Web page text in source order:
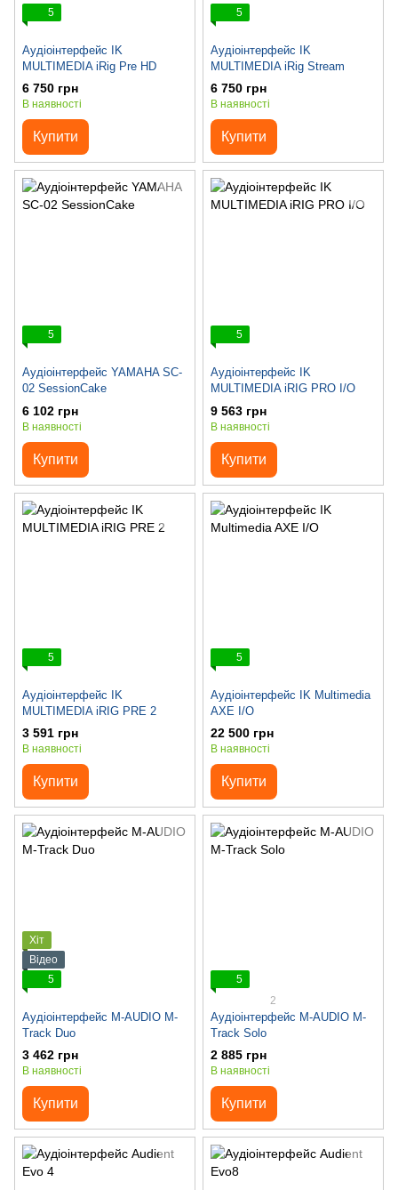
5
Аудіоінтерфейс IK
MULTIMEDIA iRig Pre HD
6 750 грн
В наявності
Купити
5
Аудіоінтерфейс IK
MULTIMEDIA iRig Stream
6 750 грн
В наявності
Купити
5
Аудіоінтерфейс YAMAHA SC-
02 SessionCake
6 102 грн
В наявності
Купити
5
Аудіоінтерфейс IK
MULTIMEDIA iRIG PRO I/O
9 563 грн
В наявності
Купити
5
Аудіоінтерфейс IK
MULTIMEDIA iRIG PRE 2
3 591 грн
В наявності
Купити
5
Аудіоінтерфейс IK Multimedia
AXE I/O
22 500 грн
В наявності
Купити
Хіт
Відео
5
Аудіоінтерфейс M-AUDIO M-
Track Duo
3 462 грн
В наявності
Купити
5
2
Аудіоінтерфейс M-AUDIO M-
Track Solo
2 885 грн
В наявності
Купити